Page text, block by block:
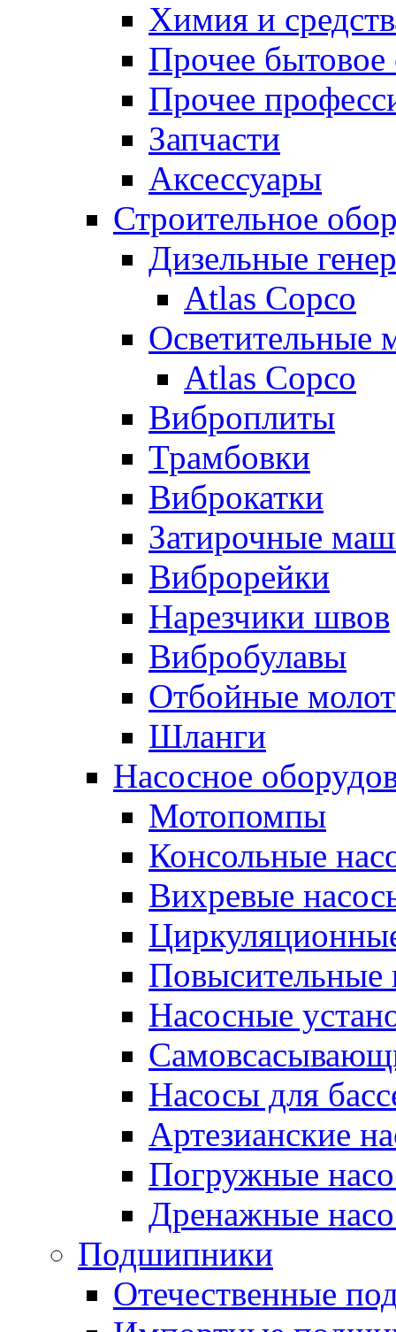
Химия и
Прочее бытовое
Прочее
Запчасти
Аксессуары
Строительное
Дизельные
Atlas Copco
Осветительные
Atlas Copco
Виброплиты
Трамбовки
Виброкатки
Затирочные
Виброрейки
Нарезчики швов
Вибробулавы
Отбойные
Шланги
Насосное
Мотопомпы
Консольные
Вихревые
Повысительные
Насосные
Насосы для
Артезианские
Погружные
Дренажные
Подшипники
Отечественные